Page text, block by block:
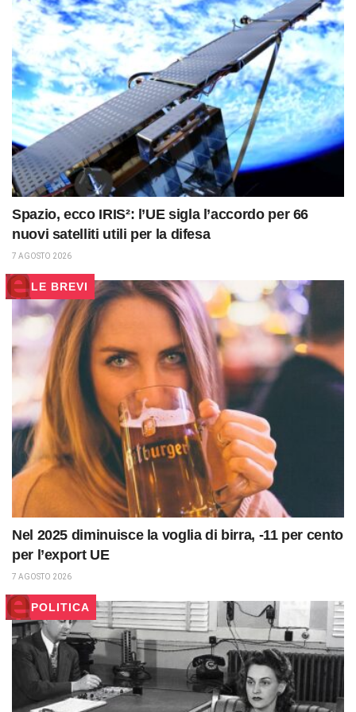
Spazio, ecco IRIS²: l’UE sigla l’accordo per 66
nuovi satelliti utili per la difesa
7 AGOSTO 2026
LE BREVI
Nel 2025 diminuisce la voglia di birra, -11 per cento
per l’export UE
7 AGOSTO 2026
POLITICA